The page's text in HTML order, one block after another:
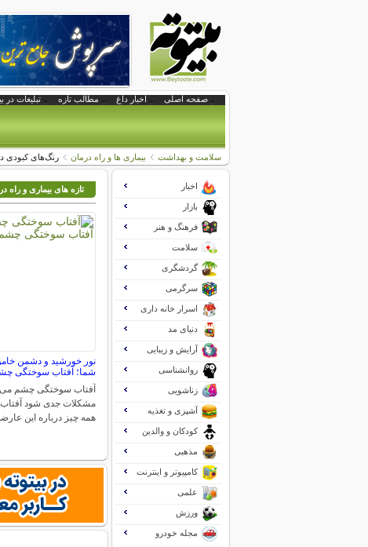
صفحه اصلی اخبار داغ مطالب تازه تبلیغات در
سلامت و بهداشت بیماری ها و راه درمان رنگ‌های کبودی
تازه های بیماری و راه
نور خورشید و دشمن
شما؛ آفتاب سوختگی
آفتاب سوختگی چشم می
مشکلات جدی شود
همه چیز درباره این
اخبار
بازار
فرهنگ و هنر
سلامت
گردشگری
سرگرمی
اسرار خانه داری
دنیای مد
آرایش و زیبایی
روانشناسی
زناشویی
آشپزی و تغذیه
کودکان و والدین
مذهبی
کامپیوتر و اینترنت
علمی
ورزش
مجله خودرو